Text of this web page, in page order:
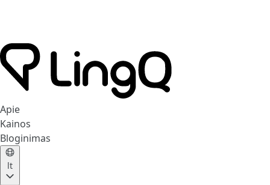
Apie
Kainos
Bloginimas
lt